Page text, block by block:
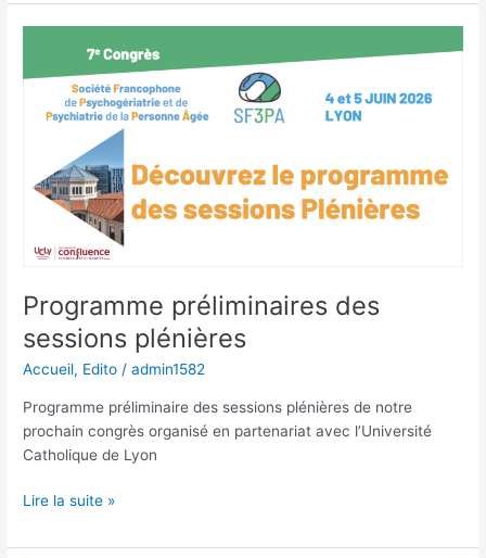
préliminaire
7e
congrès
SF3PA
Programme préliminaires des
sessions plénières
Accueil, Edito /admin1582
Programme préliminaire des sessions plénières de notre
prochain congrès organisé en partenariat avec l’Université
Catholique de Lyon
Programme
des
Lire la suite »